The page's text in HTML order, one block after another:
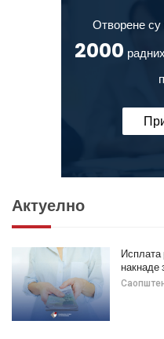
Отворене су
2000
Актуелно
Исплата
накнаде